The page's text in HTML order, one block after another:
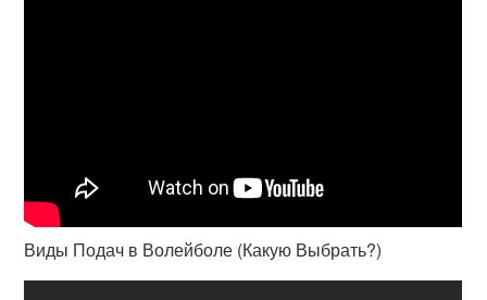
Виды Подач в Волейболе (Какую Выбрать?)